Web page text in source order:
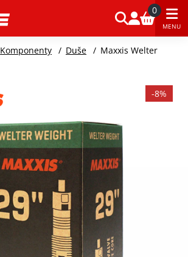
0
MENU
Komponenty / Duše / Maxxis Welter
-8%